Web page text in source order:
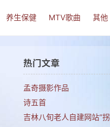
养生保健 MTV歌曲 其他
热门文章
孟奇摄影作品
诗五首
吉林八旬老人自建网站“